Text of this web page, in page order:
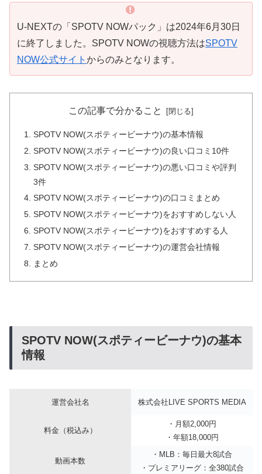
U-NEXTの「SPOTV NOWパック」は2024年6月30日
に終了しました。SPOTV NOWの視聴方法はSPOTV
NOW公式サイト からのみとなります。
この記事で分かること
SPOTV NOW(スポティービーナウ)の基本情報
SPOTV NOW(スポティービーナウ)の良い口コミ10件
SPOTV NOW(スポティービーナウ)の悪い口コミや評判
3件
SPOTV NOW(スポティービーナウ)の口コミまとめ
SPOTV NOW(スポティービーナウ)をおすすめしない人
SPOTV NOW(スポティービーナウ)をおすすめする人
SPOTV NOW(スポティービーナウ)の運営会社情報
まとめ
SPOTV NOW(スポティービーナウ)の基本
情報
運営会社名 株式会社LIVE SPORTS MEDIA
料金（税込み）
・月額2,000円
・年額18,000円
動画本数
・MLB：毎日最大8試合
・プレミアリーグ：全380試合